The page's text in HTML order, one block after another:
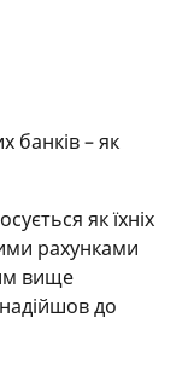
банків – як
як їхніх
рахунками
вище
до